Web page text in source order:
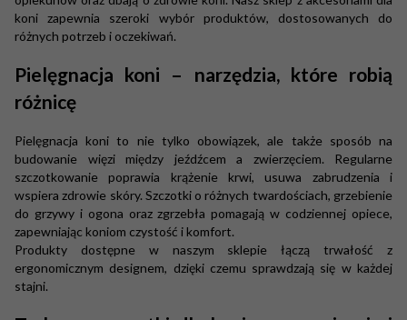
koni zapewnia szeroki wybór produktów, dostosowanych do
różnych potrzeb i oczekiwań.
Pielęgnacja koni – narzędzia, które robią
różnicę
Pielęgnacja koni to nie tylko obowiązek, ale także sposób na
budowanie więzi między jeźdźcem a zwierzęciem. Regularne
szczotkowanie poprawia krążenie krwi, usuwa zabrudzenia i
wspiera zdrowie skóry. Szczotki o różnych twardościach, grzebienie
do grzywy i ogona oraz zgrzebła pomagają w codziennej opiece,
zapewniając koniom czystość i komfort.
Produkty dostępne w naszym sklepie łączą trwałość z
ergonomicznym designem, dzięki czemu sprawdzają się w każdej
stajni.